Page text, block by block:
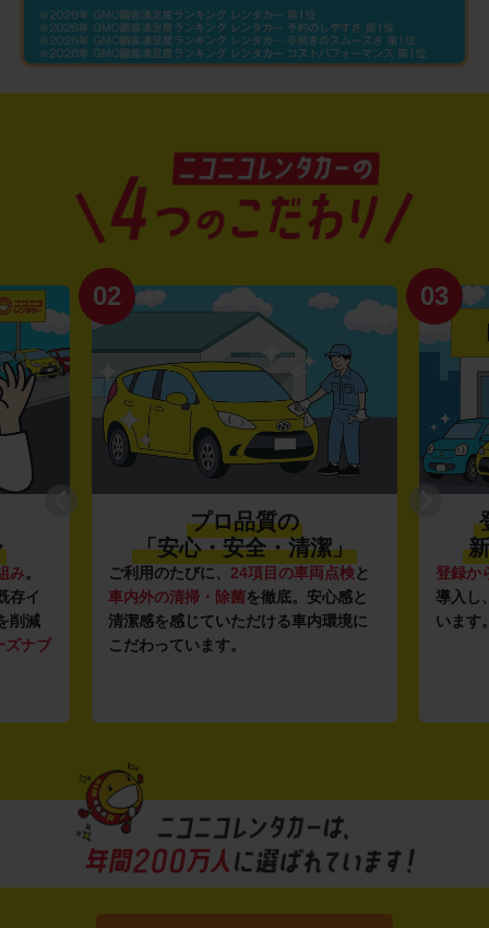
み。
存イ
削減
ズナブ
02
プロ品質の
「安心・安全・清潔」
ご利用のたびに、 24項目の車両点検と
車内外の清掃・除菌を徹底。安心感と
清潔感を感じていただける車内環境に
こだわっています。
03
登録か
導入し
います